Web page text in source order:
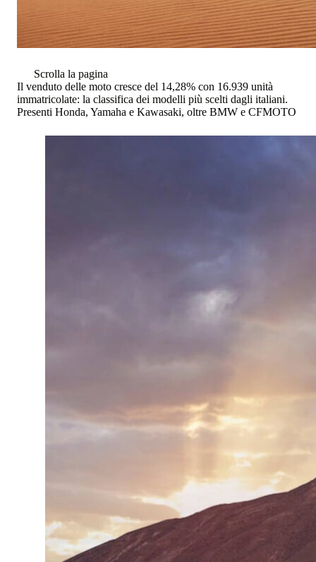
Scrolla la pagina
Il venduto delle moto cresce del 14,28% con 16.939 unità
immatricolate: la classifica dei modelli più scelti dagli italiani.
Presenti Honda, Yamaha e Kawasaki, oltre BMW e CFMOTO